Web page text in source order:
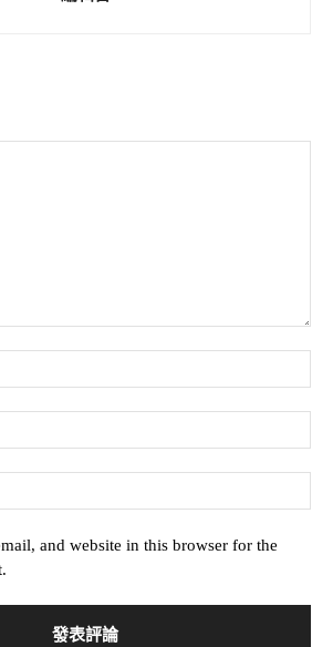
and website in this browser for the